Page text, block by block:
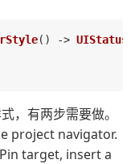
() ->
，有两步需要做。
project navigator.
target, insert a